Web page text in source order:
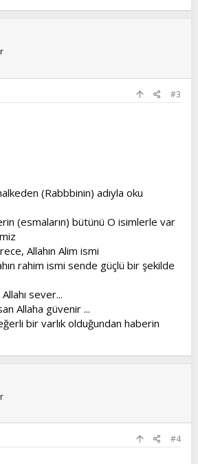
#3
(Rabbbinin) adıyla oku
(esmaların) bütünü O isimlerle var
Allahın Alim ismi
rahim ismi sende güçlü bir şekilde
sever...
Allaha güvenir ...
bir varlık olduğundan haberin
#4